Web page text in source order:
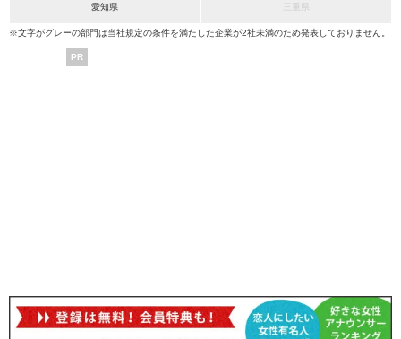
愛知県
※文字がグレーの部門は当社規定の条件を満たした企業が2社未満のため発表しておりません。
PR